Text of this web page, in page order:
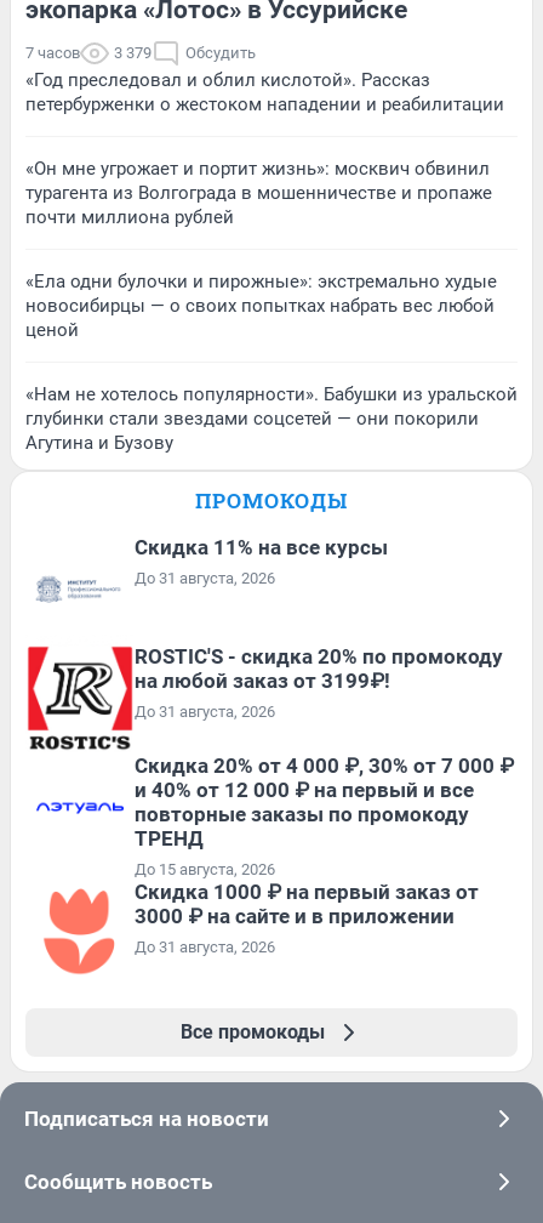
экопарка «Лотос» в Уссурийске
7 часов 3 379 Обсудить
«Год преследовал и облил кислотой». Рассказ
петербурженки о жестоком нападении и реабилитации
«Он мне угрожает и портит жизнь»: москвич обвинил
турагента из Волгограда в мошенничестве и пропаже
почти миллиона рублей
«Ела одни булочки и пирожные»: экстремально худые
новосибирцы — о своих попытках набрать вес любой
ценой
«Нам не хотелось популярности». Бабушки из уральской
глубинки стали звездами соцсетей — они покорили
Агутина и Бузову
ПРОМОКОДЫ
Скидка 11% на все курсы
До 31 августа, 2026
ROSTIC'S - скидка 20% по промокоду
на любой заказ от 3199₽!
До 31 августа, 2026
Скидка 20% от 4 000 ₽, 30% от 7 000 ₽
и 40% от 12 000 ₽ на первый и все
повторные заказы по промокоду
ТРЕНД
До 15 августа, 2026
Скидка 1000 ₽ на первый заказ от
3000 ₽ на сайте и в приложении
До 31 августа, 2026
Все промокоды
Подписаться на новости
Сообщить новость